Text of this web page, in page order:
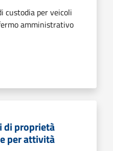
custodia per veicoli
amministrativo
di proprietà
per attività